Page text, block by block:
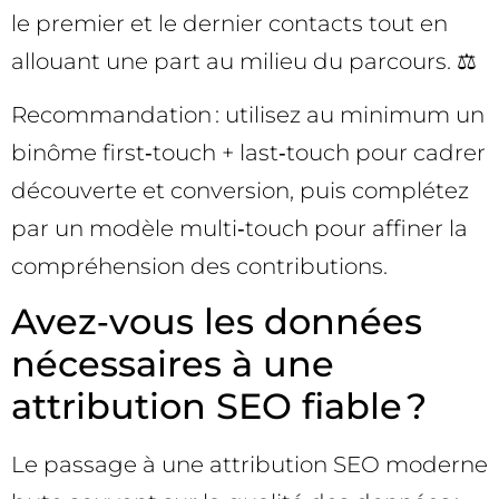
le premier et le dernier contacts tout en
allouant une part au milieu du parcours. ⚖️
Recommandation : utilisez au minimum un
binôme first‑touch + last‑touch pour cadrer
découverte et conversion, puis complétez
par un modèle multi‑touch pour affiner la
compréhension des contributions.
Avez‑vous les données
nécessaires à une
attribution SEO fiable ?
Le passage à une attribution SEO moderne